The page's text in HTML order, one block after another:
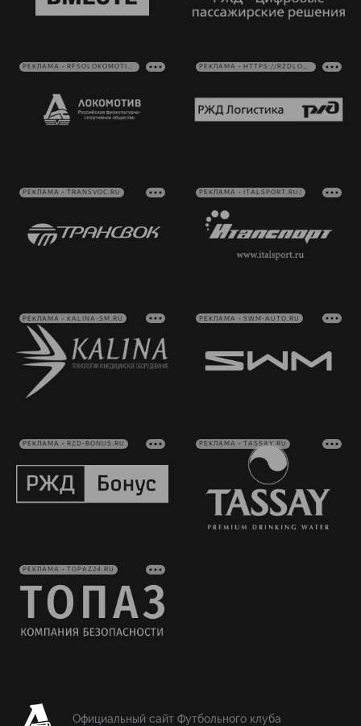
РЕКЛАМА • RFSOLOKOMOTIV.RU РЕКЛАМА • HTTPS://RZDLOG.RU/
РЕКЛАМА • TRANSVOC.RU РЕКЛАМА • ITALSPORT.RU/
РЕКЛАМА • KALINA-SM.RU РЕКЛАМА • SWM-AUTO.RU
РЕКЛАМА • RZD-BONUS.RU РЕКЛАМА • TASSAY.RU
РЕКЛАМА • TOPAZ24.RU
Официальный сайт Футбольного клуба